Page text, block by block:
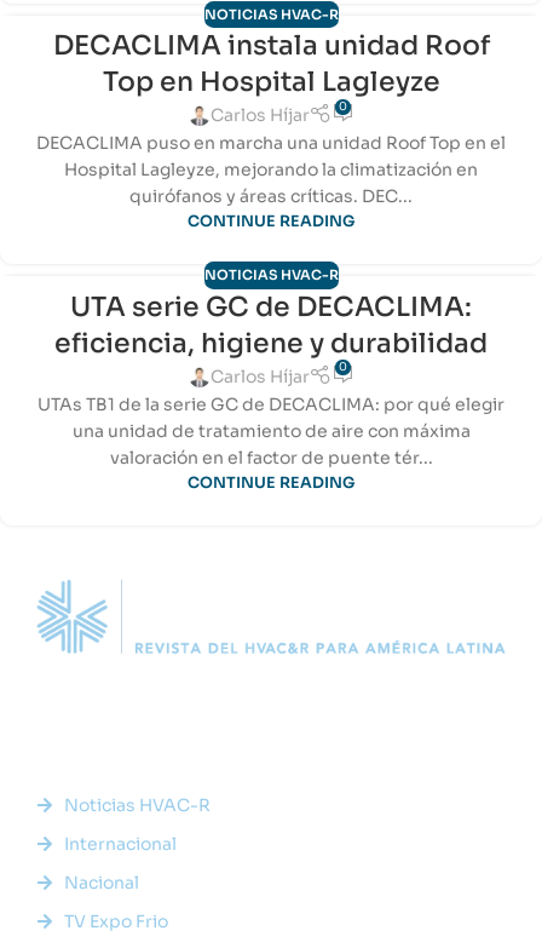
NOTICIAS HVAC-R
DECACLIMA instala unidad Roof
Top en Hospital Lagleyze
Carlos Híjar 0
DECACLIMA puso en marcha una unidad Roof Top en el
Hospital Lagleyze, mejorando la climatización en
quirófanos y áreas críticas. DEC...
CONTINUE READING
NOTICIAS HVAC-R
UTA serie GC de DECACLIMA:
eficiencia, higiene y durabilidad
Carlos Híjar 0
UTAs TB1 de la serie GC de DECACLIMA: por qué elegir
una unidad de tratamiento de aire con máxima
valoración en el factor de puente tér...
CONTINUE READING
Noticias HVAC-R
Internacional
Nacional
TV Expo Frio